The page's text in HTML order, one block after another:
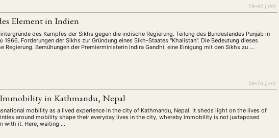
SPENDEN SIE JETZT!
ENGLISH
79–92 {:de}
Element in Indien
des Kampfes der Sikhs gegen die indische Regierung. Teilung des Bundeslandes Punjab in
1966. Forderungen der Sikhs zur Gründung eines Sikh-Staates "Khalistan". Die Bedeutung dieses
Regierung. Bemühungen der Premierministerin Indira Gandhi, eine Einigung mit den Sikhs zu …
58–76 {:en}
in Kathmandu, Nepal
mobility as a lived experience in the city of Kathmandu, Nepal. It sheds light on the lives of
around mobility shape their everyday lives in the city, whereby immobility is not juxtaposed
with it. Here, waiting …